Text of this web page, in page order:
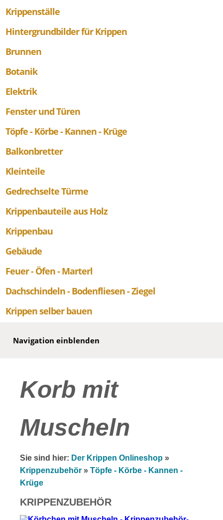
Krippenställe
Hintergrundbilder für Krippen
Brunnen
Botanik
Elektrik
Fenster und Türen
Töpfe - Körbe - Kannen - Krüge
Balkonbretter
Kleinteile
Gedrechselte Türme
Krippenbauteile aus Holz
Krippenbau
Gebäude
Feuer - Öfen - Marterl
Dachschindeln - Bodenfliesen - Ziegel
Krippen selber bauen
Navigation einblenden
Korb mit
Muscheln
Sie sind hier: Der Krippen Onlineshop »
Krippenzubehör » Töpfe - Körbe - Kannen -
Krüge
KRIPPENZUBEHÖR